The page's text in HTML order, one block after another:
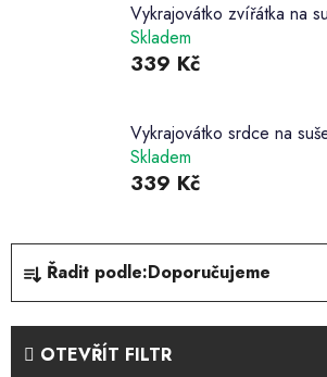
Vykrajovátko zvířátka na
Skladem
339 Kč
Vykrajovátko srdce na
Skladem
339 Kč
Ř
z
Řadit podle:Doporučujeme
OTEVŘÍT FILTR